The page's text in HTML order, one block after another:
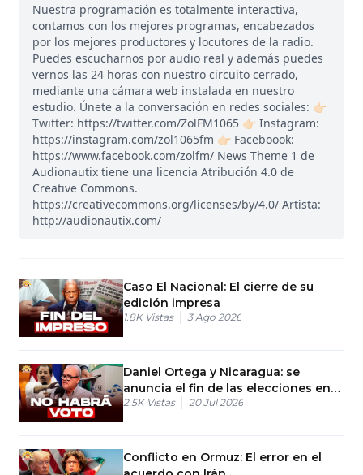
Nuestra programación es totalmente interactiva,
contamos con los mejores programas, encabezados
por los mejores productores y locutores de la radio.
Puedes escucharnos por audio real y además puedes
vernos las 24 horas con nuestro circuito cerrado,
mediante una cámara web instalada en nuestro
estudio. Únete a la conversación en redes sociales: 👉🏻
Twitter: https://twitter.com/ZolFM1065 👉🏻 Instagram:
https://instagram.com/zol1065fm 👉🏻 Faceboook:
https://www.facebook.com/zolfm/ News Theme 1 de
Audionautix tiene una licencia Atribución 4.0 de
Creative Commons.
https://creativecommons.org/licenses/by/4.0/ Artista:
http://audionautix.com/
Caso El Nacional: El cierre de su
edición impresa
1.8K Vistas 3 Ago 2026
Daniel Ortega y Nicaragua: se
anuncia el fin de las elecciones en
el país
2.5K Vistas 20 Jul 2026
Conflicto en Ormuz: El error en el